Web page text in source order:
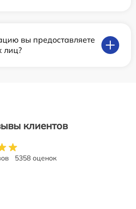
вы предоставляете
лиц?
клиентов
5358 оценок